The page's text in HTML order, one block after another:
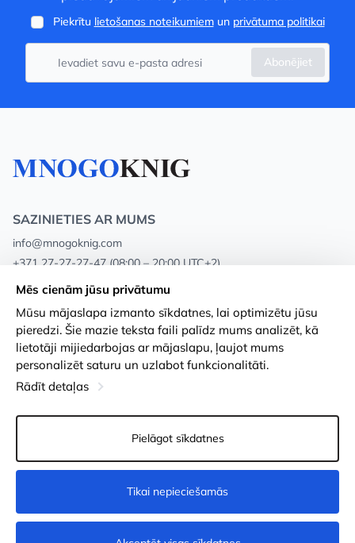
Piekrītu lietošanas noteikumiemun privātuma politikai
Abonējiet
SAZINIETIES AR MUMS
info@mnogoknig.com
+371 27-27-27-47 (08:00 – 20:00 UTC+2)
Rīga, Augusta Deglava 69d, LV-1082
Par mums
Veikali
Apmaksa un piegāde
Loayalitātes kartes
Vairumtirdzniecības pircējiem
Privātuma politika
Noteikumi un nosacījumi
Preču atgriešanās
Sīkdatņu iestatījumi
Mēs cienām jūsu privātumu
Mūsu mājaslapa izmanto sīkdatnes, lai optimizētu jūsu
pieredzi. Šie mazie teksta faili palīdz mums analizēt, kā
lietotāji mijiedarbojas ar mājaslapu, ļaujot mums
personalizēt saturu un uzlabot funkcionalitāti.
Rādīt detaļas
Pielāgot sīkdatnes
Tikai nepieciešamās